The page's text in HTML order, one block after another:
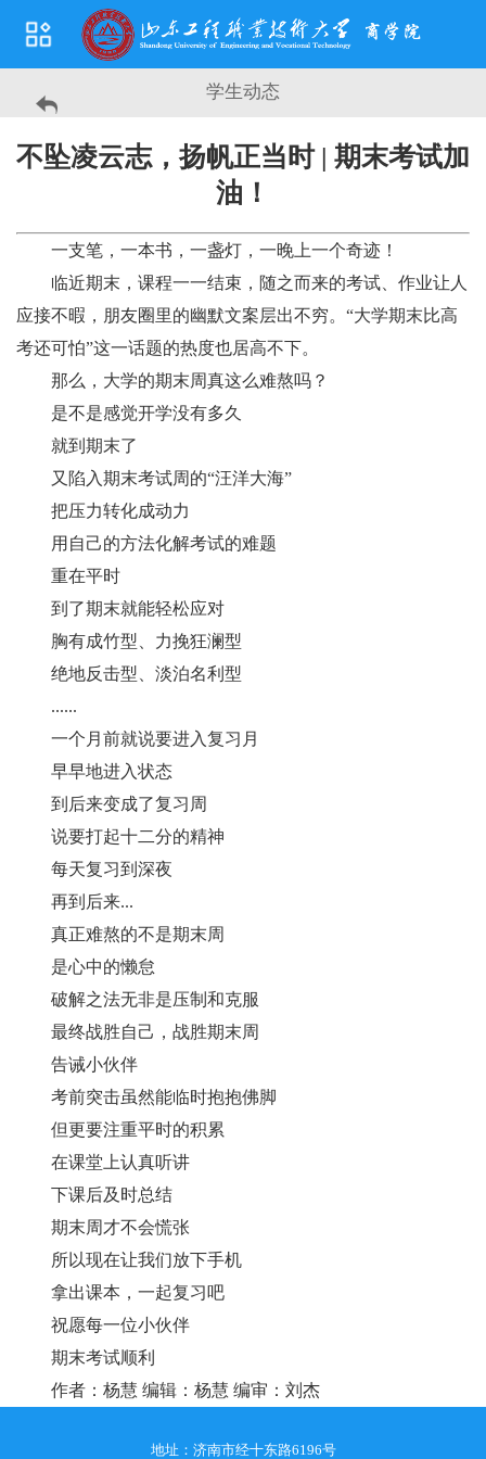
学生动态
不坠凌云志，扬帆正当时 | 期末考试加
油！
一支笔，一本书，一盏灯，一晚上一个奇迹！
临近期末，课程一一结束，随之而来的考试、作业让人
应接不暇，朋友圈里的幽默文案层出不穷。“大学期末比高
考还可怕”这一话题的热度也居高不下。
那么，大学的期末周真这么难熬吗？
是不是感觉开学没有多久
就到期末了
又陷入期末考试周的“汪洋大海”
把压力转化成动力
用自己的方法化解考试的难题
重在平时
到了期末就能轻松应对
胸有成竹型、力挽狂澜型
绝地反击型、淡泊名利型
......
一个月前就说要进入复习月
早早地进入状态
到后来变成了复习周
说要打起十二分的精神
每天复习到深夜
再到后来...
真正难熬的不是期末周
是心中的懒怠
破解之法无非是压制和克服
最终战胜自己，战胜期末周
告诫小伙伴
考前突击虽然能临时抱抱佛脚
但更要注重平时的积累
在课堂上认真听讲
下课后及时总结
期末周才不会慌张
所以现在让我们放下手机
拿出课本，一起复习吧
祝愿每一位小伙伴
期末考试顺利
作者：杨慧 编辑：杨慧 编审：刘杰
地址：济南市经十东路6196号